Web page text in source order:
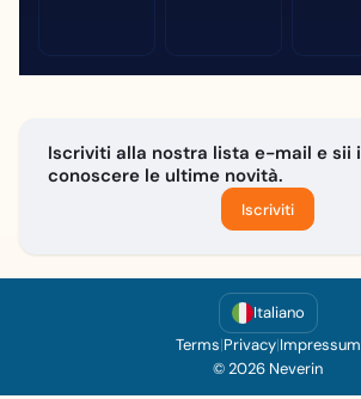
Iscriviti alla nostra lista e-mail e sii
conoscere le ultime novità.
Iscriviti
Italiano
Terms|Privacy|Impressum
© 2026 Neverin